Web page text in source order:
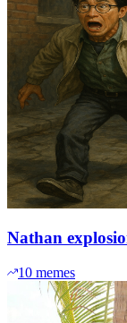
Nathan
10 memes